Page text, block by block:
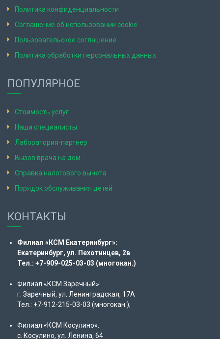
Политика конфиденциальности
Соглашение об использовании cookie
Пользовательское соглашение
Политика обработки персональных данных
ПОПУЛЯРНОЕ
Стоимость услуг
Наши специалисты
Лаборатория-партнер
Вызов врача на дом
Справка налогового вычета
Порядок обслуживания детей
КОНТАКТЫ
Филиал «КСМ Екатеринбург»:
Екатеринбург, ул. Пехотинцев, 2в
Тел.: +7-909-025-03-03 (многокан.)
Филиал «КСМ Заречный»:
г. Заречный, ул. Ленинградская, 17А
Тел.: +7-912-215-03-03 (многокан.);
Филиал «КСМ Косулино»:
с. Косулино, ул. Ленина, 64